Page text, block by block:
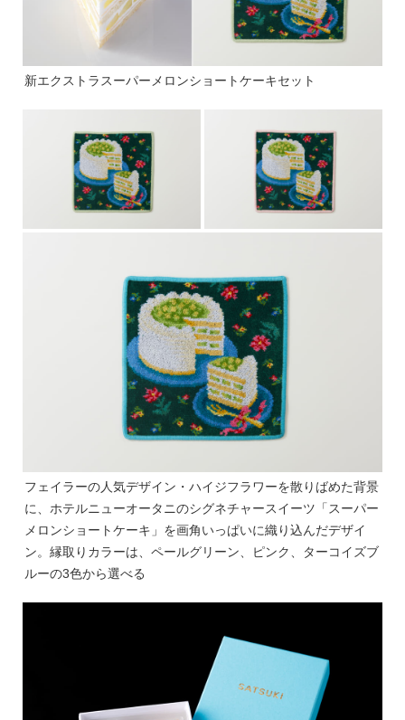
新エクストラスーパーメロンショートケーキセット
フェイラーの人気デザイン・ハイジフラワーを散りばめた背景
に、ホテルニューオータニのシグネチャースイーツ「スーパー
メロンショートケーキ」を画角いっぱいに織り込んだデザイ
ン。縁取りカラーは、ペールグリーン、ピンク、ターコイズブ
ルーの3色から選べる